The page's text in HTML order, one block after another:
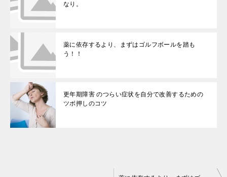
なり。
薬に依存するより、まずはゴルフボールを踏も
う！！
更年期障害 のつらい症状を自分で改善するための
ツボ押しのコツ